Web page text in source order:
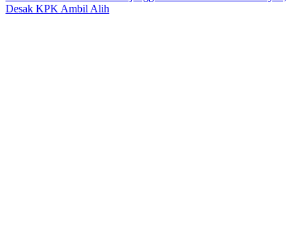
Desak KPK Ambil Alih